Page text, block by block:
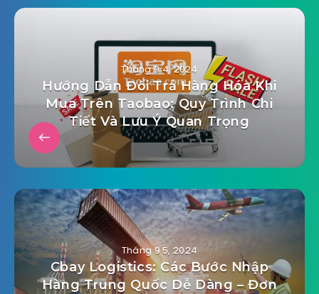
Tháng 9 4, 2024
Hướng Dẫn Đổi Trả Hàng Hóa Khi
Mua Trên Taobao: Quy Trình Chi
Tiết Và Lưu Ý Quan Trọng
Tháng 9 5, 2024
Cbay Logistics: Các Bước Nhập
Hàng Trung Quốc Dễ Dàng – Đơn